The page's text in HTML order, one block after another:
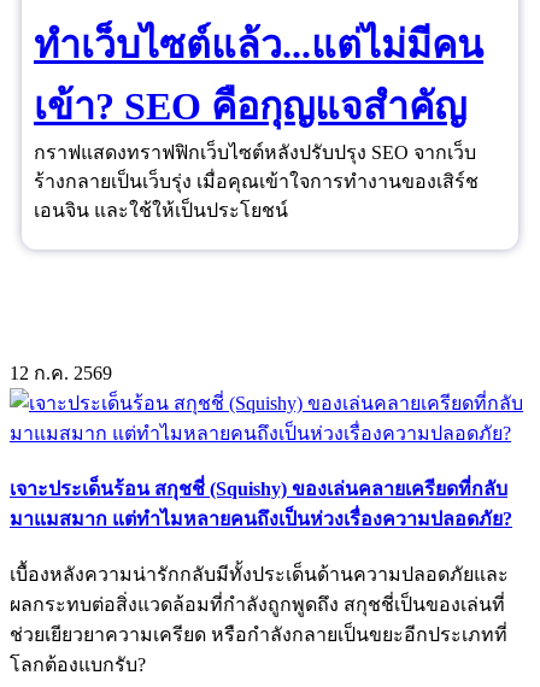
ทำเว็บไซต์แล้ว...แต่ไม่มีคน
เข้า? SEO คือกุญแจสำคัญ
กราฟแสดงทราฟฟิกเว็บไซต์หลังปรับปรุง SEO จากเว็บ
ร้างกลายเป็นเว็บรุ่ง เมื่อคุณเข้าใจการทำงานของเสิร์ช
เอนจิน และใช้ให้เป็นประโยชน์
12 ก.ค. 2569
เจาะประเด็นร้อน สกุชชี่ (Squishy) ของเล่นคลายเครียดที่กลับ
มาแมสมาก แต่ทำไมหลายคนถึงเป็นห่วงเรื่องความปลอดภัย?
เบื้องหลังความน่ารักกลับมีทั้งประเด็นด้านความปลอดภัยและ
ผลกระทบต่อสิ่งแวดล้อมที่กำลังถูกพูดถึง สกุชชี่เป็นของเล่นที่
ช่วยเยียวยาความเครียด หรือกำลังกลายเป็นขยะอีกประเภทที่
โลกต้องแบกรับ?